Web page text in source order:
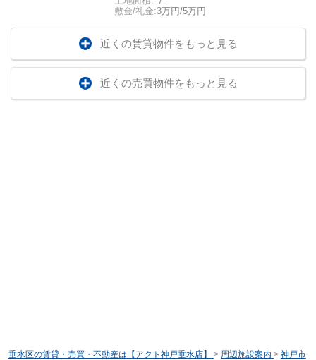
敷金/礼金:3万円/5万円
近くの賃貸物件をもっと見る
近くの売買物件をもっと見る
垂水区の賃貸・売買・不動産は【アクト神戸垂水店】 > 周辺施設案内 > 神戸市